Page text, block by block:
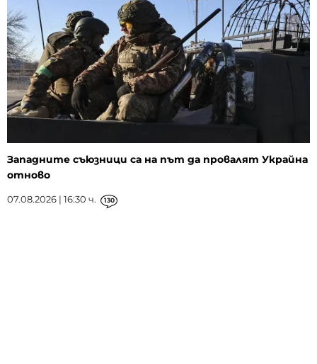
Западните съюзници са на път да провалят Украйна
отново
07.08.2026 | 16:30 ч. 130